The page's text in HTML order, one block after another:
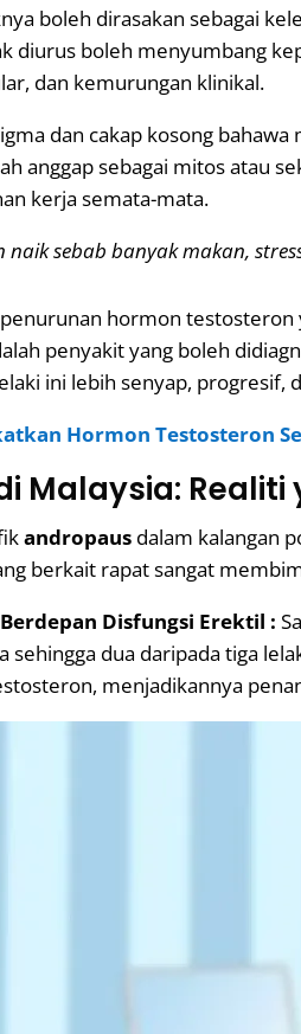
boleh dirasakan sebagai
diurus boleh menyumbang
dan kemurungan klinikal.
dan cakap kosong
anggap sebagai mitos atau
kerja semata-mata.
sebab banyak makan,
hormon testosteron
penyakit yang boleh
ini lebih senyap, progresif,
Hormon Testosteron
Malaysia:
andropaus dalam kalangan
berkait rapat sangat
Disfungsi Erektil :
sehingga dua daripada tiga
menjadikannya